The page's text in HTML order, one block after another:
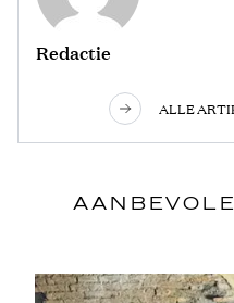
Redactie
ALLE